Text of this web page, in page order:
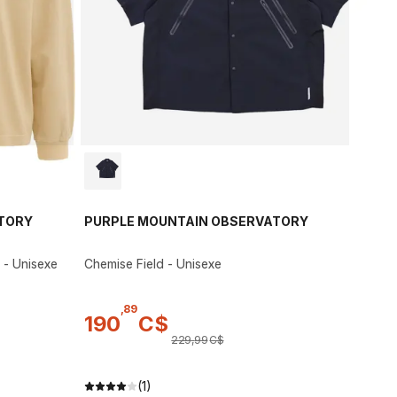
Unisexe
PURPLE MOUNTAIN OBSERVATORY
Chemise Field - Unisexe
190
89
C$
229,99C$
(1)